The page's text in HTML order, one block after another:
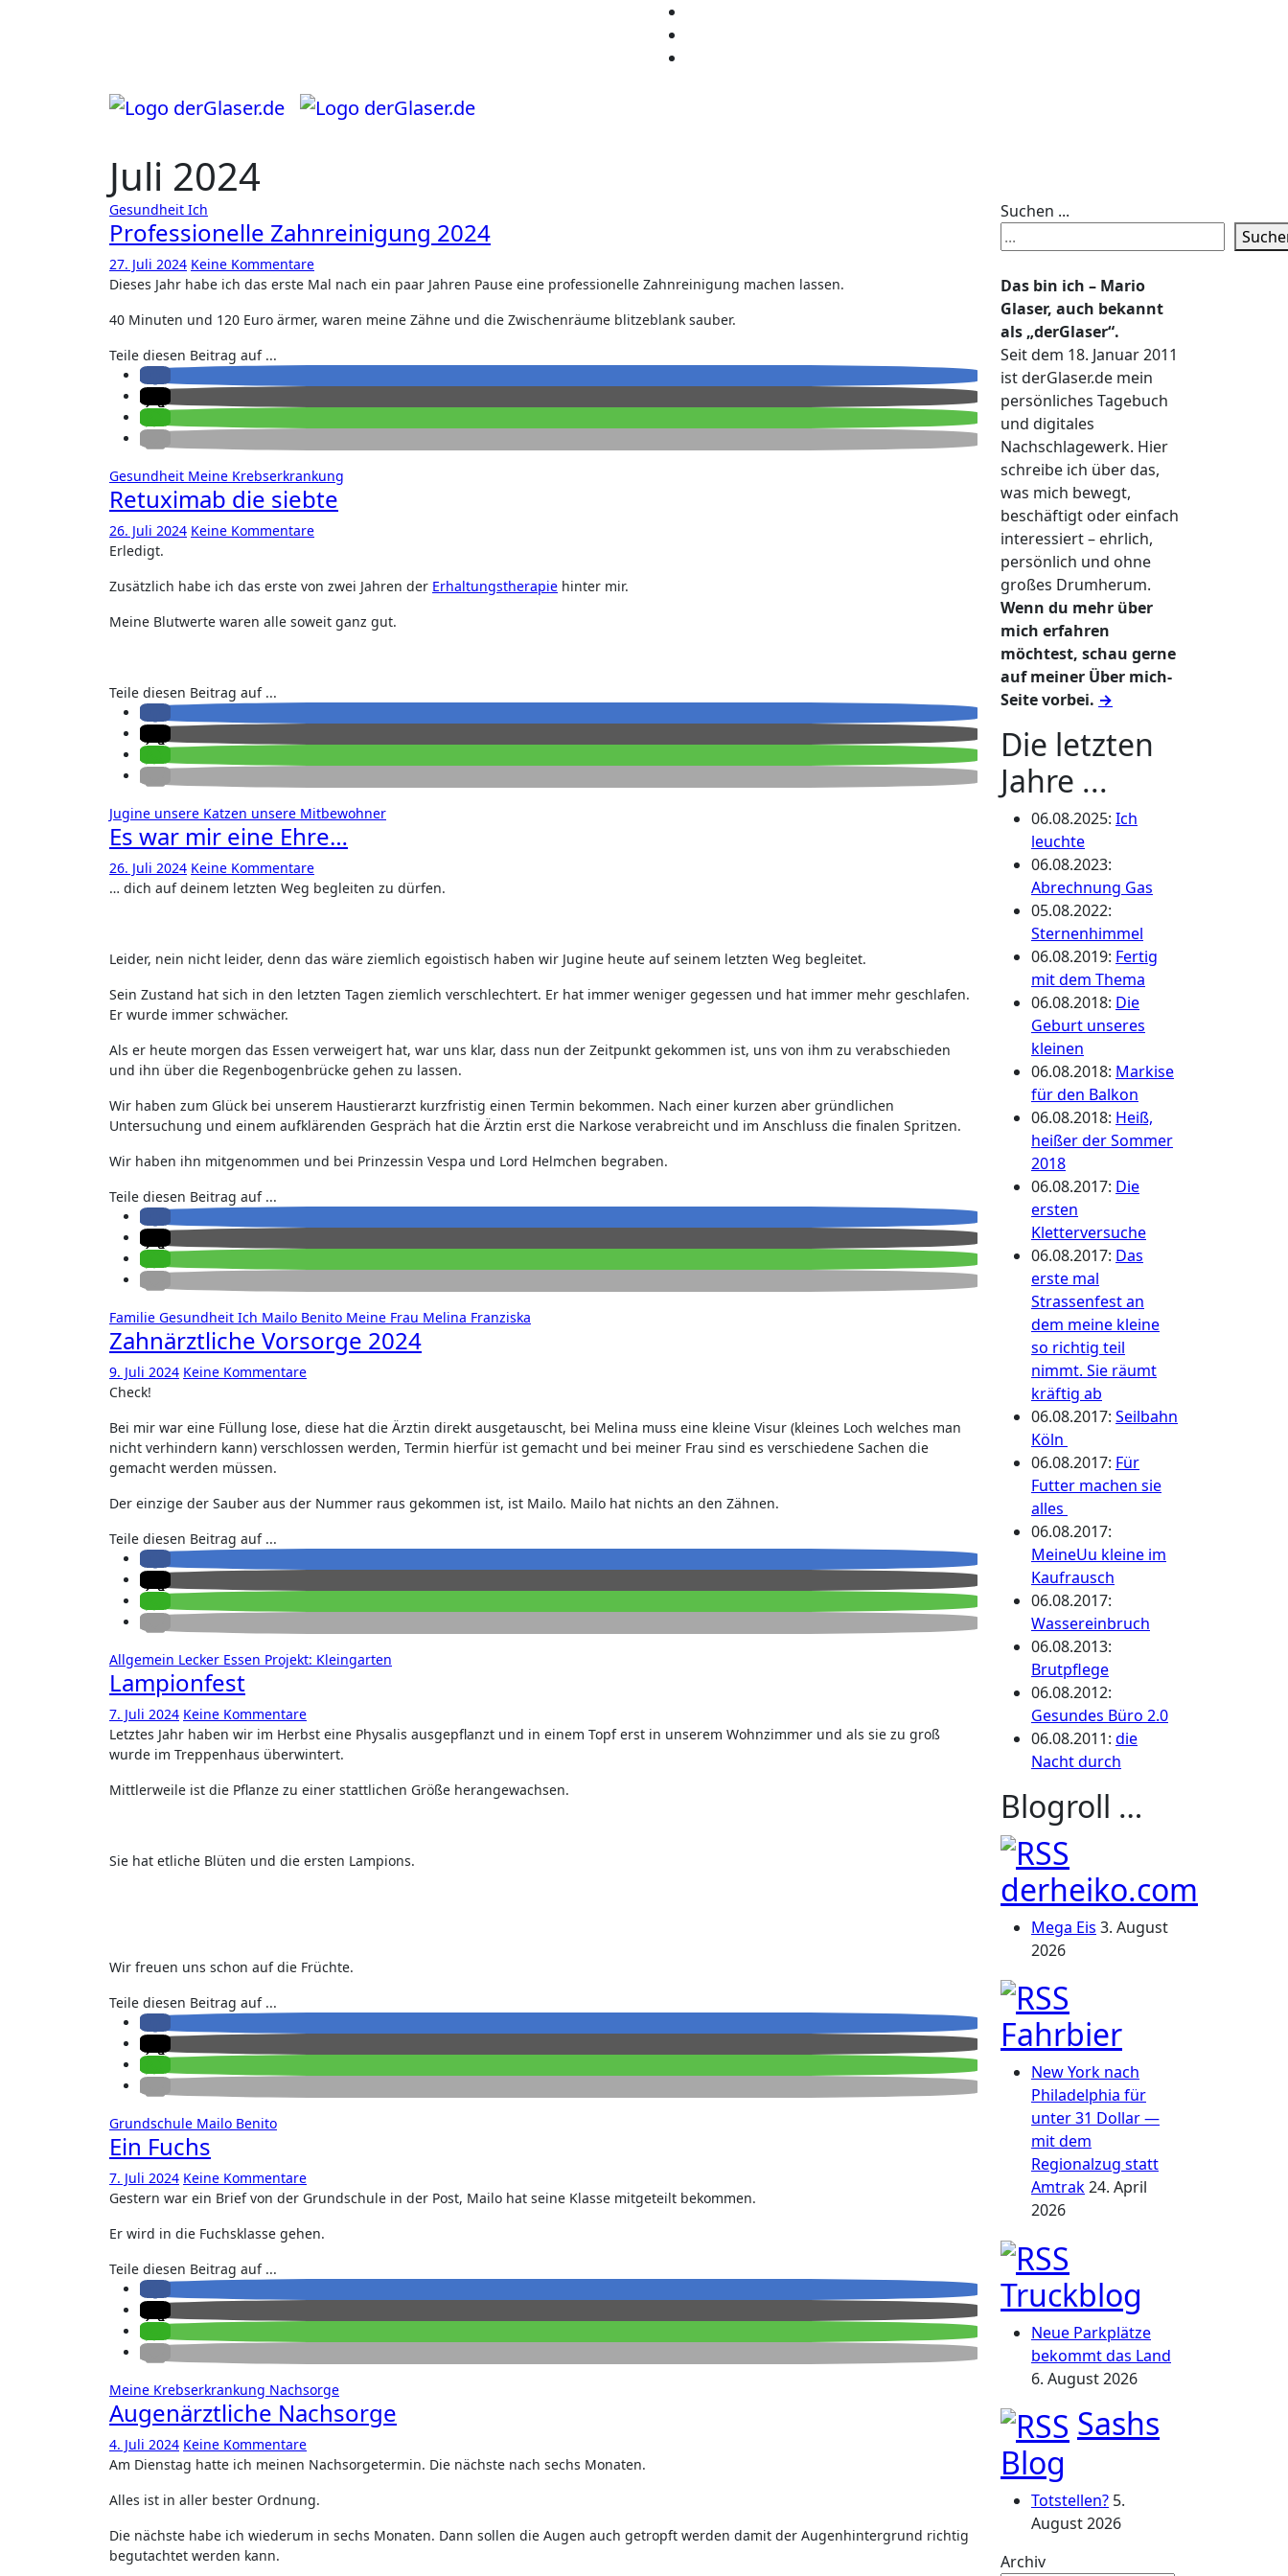
Juli 2024
Gesundheit Ich
Professionelle Zahnreinigung 2024
27. Juli 2024 Keine Kommentare
Dieses Jahr habe ich das erste Mal nach ein paar Jahren Pause eine professionelle Zahnreinigung machen lassen.
40 Minuten und 120 Euro ärmer, waren meine Zähne und die Zwischenräume blitzeblank sauber.
Teile diesen Beitrag auf ...
Gesundheit Meine Krebserkrankung
Retuximab die siebte
26. Juli 2024 Keine Kommentare
Erledigt.
Zusätzlich habe ich das erste von zwei Jahren der Erhaltungstherapie hinter mir.
Meine Blutwerte waren alle soweit ganz gut.
Teile diesen Beitrag auf ...
Jugine unsere Katzen unsere Mitbewohner
Es war mir eine Ehre…
26. Juli 2024 Keine Kommentare
… dich auf deinem letzten Weg begleiten zu dürfen.
Leider, nein nicht leider, denn das wäre ziemlich egoistisch haben wir Jugine heute auf seinem letzten Weg begleitet.
Sein Zustand hat sich in den letzten Tagen ziemlich verschlechtert. Er hat immer weniger gegessen und hat immer mehr geschlafen.
Er wurde immer schwächer.
Als er heute morgen das Essen verweigert hat, war uns klar, dass nun der Zeitpunkt gekommen ist, uns von ihm zu verabschieden
und ihn über die Regenbogenbrücke gehen zu lassen.
Wir haben zum Glück bei unserem Haustierarzt kurzfristig einen Termin bekommen. Nach einer kurzen aber gründlichen
Untersuchung und einem aufklärenden Gespräch hat die Ärztin erst die Narkose verabreicht und im Anschluss die finalen Spritzen.
Wir haben ihn mitgenommen und bei Prinzessin Vespa und Lord Helmchen begraben.
Teile diesen Beitrag auf ...
Familie Gesundheit Ich Mailo Benito Meine Frau Melina Franziska
Zahnärztliche Vorsorge 2024
9. Juli 2024 Keine Kommentare
Check!
Bei mir war eine Füllung lose, diese hat die Ärztin direkt ausgetauscht, bei Melina muss eine kleine Visur (kleines Loch welches man
nicht verhindern kann) verschlossen werden, Termin hierfür ist gemacht und bei meiner Frau sind es verschiedene Sachen die
gemacht werden müssen.
Der einzige der Sauber aus der Nummer raus gekommen ist, ist Mailo. Mailo hat nichts an den Zähnen.
Teile diesen Beitrag auf ...
Allgemein Lecker Essen Projekt: Kleingarten
Lampionfest
7. Juli 2024 Keine Kommentare
Letztes Jahr haben wir im Herbst eine Physalis ausgepflanzt und in einem Topf erst in unserem Wohnzimmer und als sie zu groß
wurde im Treppenhaus überwintert.
Mittlerweile ist die Pflanze zu einer stattlichen Größe herangewachsen.
Sie hat etliche Blüten und die ersten Lampions.
Wir freuen uns schon auf die Früchte.
Teile diesen Beitrag auf ...
Grundschule Mailo Benito
Ein Fuchs
7. Juli 2024 Keine Kommentare
Gestern war ein Brief von der Grundschule in der Post, Mailo hat seine Klasse mitgeteilt bekommen.
Er wird in die Fuchsklasse gehen.
Teile diesen Beitrag auf ...
Meine Krebserkrankung Nachsorge
Augenärztliche Nachsorge
4. Juli 2024 Keine Kommentare
Am Dienstag hatte ich meinen Nachsorgetermin. Die nächste nach sechs Monaten.
Alles ist in aller bester Ordnung.
Die nächste habe ich wiederum in sechs Monaten. Dann sollen die Augen auch getropft werden damit der Augenhintergrund richtig
begutachtet werden kann.
Suchen ...
Das bin ich – Mario
Glaser, auch bekannt
als „derGlaser“.
Seit dem 18. Januar 2011
ist derGlaser.de mein
persönliches Tagebuch
und digitales
Nachschlagewerk. Hier
schreibe ich über das,
was mich bewegt,
beschäftigt oder einfach
interessiert – ehrlich,
persönlich und ohne
großes Drumherum.
Wenn du mehr über
mich erfahren
möchtest, schau gerne
auf meiner Über mich-
Seite vorbei. →
Die letzten
Jahre ...
06.08.2025: Ich
leuchte
06.08.2023:
Abrechnung Gas
05.08.2022:
Sternenhimmel
06.08.2019: Fertig
mit dem Thema
06.08.2018: Die
Geburt unseres
kleinen
06.08.2018: Markise
für den Balkon
06.08.2018: Heiß,
heißer der Sommer
2018
06.08.2017: Die
ersten
Kletterversuche
06.08.2017: Das
erste mal
Strassenfest an
dem meine kleine
so richtig teil
nimmt. Sie räumt
kräftig ab
06.08.2017: Seilbahn
Köln
06.08.2017: Für
Futter machen sie
alles
06.08.2017:
MeineUu kleine im
Kaufrausch
06.08.2017:
Wassereinbruch
06.08.2013:
Brutpflege
06.08.2012:
Gesundes Büro 2.0
06.08.2011: die
Nacht durch
Blogroll …
derheiko.com
Mega Eis 3. August
2026
Fahrbier
New York nach
Philadelphia für
unter 31 Dollar —
mit dem
Regionalzug statt
Amtrak24. April
2026
Truckblog
Neue Parkplätze
bekommt das Land
6. August 2026
Sashs
Blog
Totstellen? 5.
August 2026
Archiv